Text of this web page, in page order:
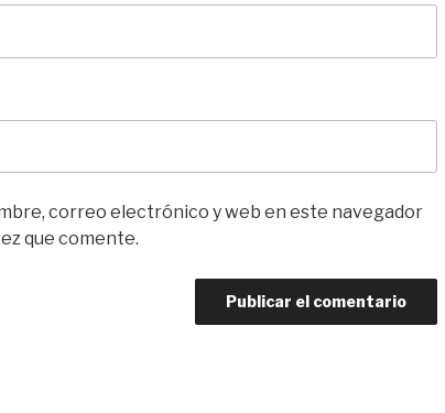
correo electrónico y web en este navegador
que comente.